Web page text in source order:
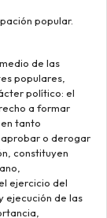
popular.
de las
populares,
político: el
a formar
tanto
o derogar
constituyen
ejercicio del
ejecución de las